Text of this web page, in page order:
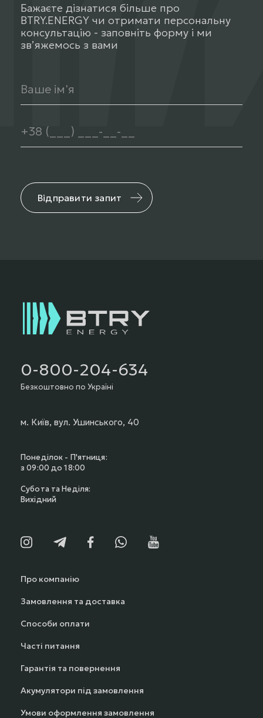
Бажаєте дізнатися більше про
BTRY.ENERGY чи отримати персональну
консультацію - заповніть форму і ми
звʼяжемось з вами
Відправити запит
Про компанію
Замовлення та доставка
Способи оплати
Часті питання
Гарантія та повернення
Акумулятори під замовлення
Умови оформлення замовлення
0-800-204-634
Безкоштовно по Україні
м. Київ, вул. Ушинського, 40
Понеділок - П'ятниця:
з 09:00 до 18:00
Субота та Неділя:
Вихідний